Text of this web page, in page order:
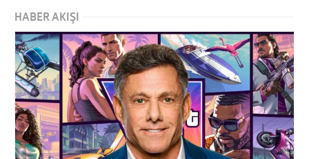
HABER AKIŞI